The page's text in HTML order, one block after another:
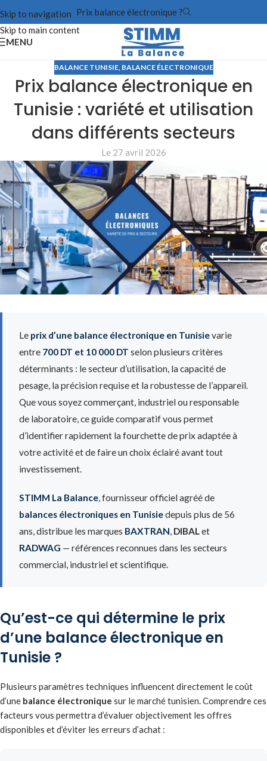
Skip to navigation
Skip to main content
Prix balance électronique ?
MENU
BALANCE TUNISIE, BALANCE ÉLECTRONIQUE
Prix balance électronique en
Tunisie : variété et utilisation
dans différents secteurs
Le 27 avril 2026
Le prix d’une balance électronique en Tunisievarie
entre 700 DT et 10 000 DT selon plusieurs critères
déterminants : le secteur d’utilisation, la capacité de
pesage, la précision requise et la robustesse de l’appareil.
Que vous soyez commerçant, industriel ou responsable
de laboratoire, ce guide comparatif vous permet
d’identifier rapidement la fourchette de prix adaptée à
votre activité et de faire un choix éclairé avant tout
investissement.
STIMM La Balance, fournisseur officiel agréé de
balances électroniques en Tunisiedepuis plus de 56
ans, distribue les marques BAXTRAN, DIBALet
RADWAG — références reconnues dans les secteurs
commercial, industriel et scientifique.
Qu’est-ce qui détermine le prix
d’une balance électronique en
Tunisie ?
Plusieurs paramètres techniques influencent directement le coût
d’une balance électronique sur le marché tunisien. Comprendre ces
facteurs vous permettra d’évaluer objectivement les offres
disponibles et d’éviter les erreurs d’achat :